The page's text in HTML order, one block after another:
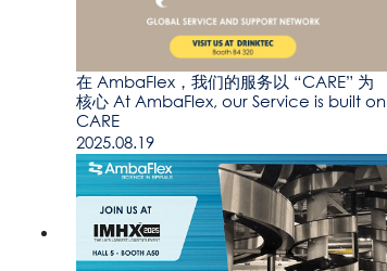
在 AmbaFlex，我们的服务以 “CARE” 为
核心 At AmbaFlex, our Service is built on
CARE
2025.08.19